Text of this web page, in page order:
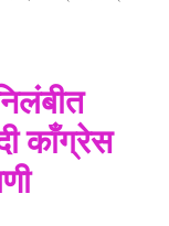
काँग्रेस